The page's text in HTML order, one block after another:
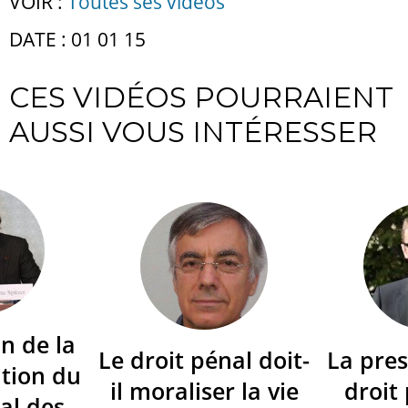
DATE : 01 01 15
CES VIDÉOS POURRAIENT
AUSSI VOUS INTÉRESSER
de la
du
Le droit pénal doit-
il moraliser la vie
La
droit